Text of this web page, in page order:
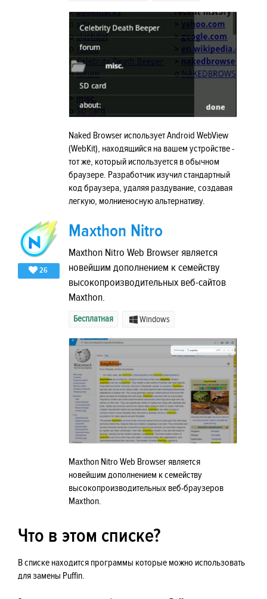
Naked Browser использует Android WebView
(WebKit), находящийся на вашем устройстве -
тот же, который используется в обычном
браузере. Разработчик изучил стандартный
код браузера, удаляя раздувание, создавая
легкую, молниеносную альтернативу.
26
Maxthon Nitro
Maxthon Nitro Web Browser является
новейшим дополнением к семейству
высокопроизводительных веб-сайтов
Maxthon.
Бесплатная Windows
Maxthon Nitro Web Browser является
новейшим дополнением к семейству
высокопроизводительных веб-браузеров
Maxthon.
Что в этом списке?
В списке находится программы которые можно использовать
для замены Puffin.